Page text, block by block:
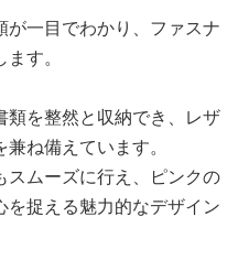
が一目でわかり、ファスナ
す。
を整然と収納でき、レザ
ね備えています。
スムーズに行え、ピンクの
捉える魅力的なデザイン